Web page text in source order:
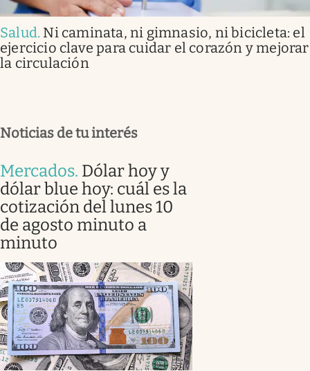
Salud. Ni caminata, ni gimnasio, ni bicicleta: el
ejercicio clave para cuidar el corazón y mejorar
la circulación
Noticias de tu interés
Mercados. Dólar hoy y
dólar blue hoy: cuál es la
cotización del lunes 10
de agosto minuto a
minuto